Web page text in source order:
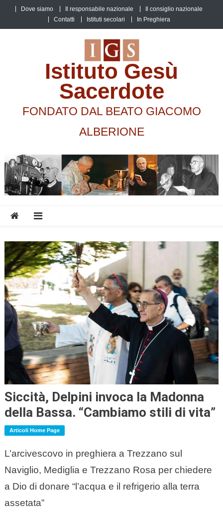
content
Dove siamo Il responsabile nazionale
Il consiglio nazionale
Contatti
Istituti secolari In Preghiera
Istituto Gesù
Sacerdote
FONDATO DAL BEATO GIACOMO
ALBERIONE
Siccità, Delpini invoca la Madonna
della Bassa. “Cambiamo stili di vita”
Articoli Home Page
L’arcivescovo in preghiera a Trezzano sul
Naviglio, Mediglia e Trezzano Rosa per chiedere
a Dio di donare “l’acqua e il refrigerio alla terra
assetata”